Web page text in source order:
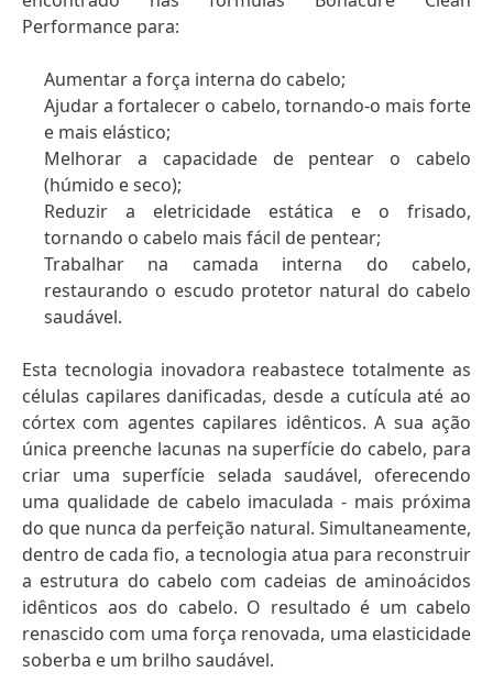
Performance para:
Aumentar a força interna do cabelo;
Ajudar a fortalecer o cabelo, tornando-o mais forte
e mais elástico;
Melhorar a capacidade de pentear o cabelo
(húmido e seco);
Reduzir a eletricidade estática e o frisado,
tornando o cabelo mais fácil de pentear;
Trabalhar na camada interna do cabelo,
restaurando o escudo protetor natural do cabelo
saudável.
Esta tecnologia inovadora reabastece totalmente as
células capilares danificadas, desde a cutícula até ao
córtex com agentes capilares idênticos. A sua ação
única preenche lacunas na superfície do cabelo, para
criar uma superfície selada saudável, oferecendo
uma qualidade de cabelo imaculada - mais próxima
do que nunca da perfeição natural. Simultaneamente,
dentro de cada fio, a tecnologia atua para reconstruir
a estrutura do cabelo com cadeias de aminoácidos
idênticos aos do cabelo. O resultado é um cabelo
renascido com uma força renovada, uma elasticidade
soberba e um brilho saudável.